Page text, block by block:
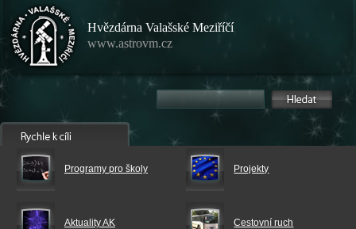
Hvězdárna Valašské Meziříčí
www.astrovm.cz
Programy pro školy Projekty
Aktuality AK Cestovní ruch